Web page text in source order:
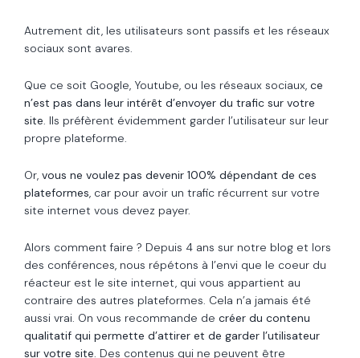
Autrement dit, les utilisateurs sont passifs et les réseaux
sociaux sont avares.
Que ce soit Google, Youtube, ou les réseaux sociaux, ce
n’est pas dans leur intérêt d’envoyer du trafic sur votre
site . Ils préfèrent évidemment garder l’utilisateur sur leur
propre plateforme.
Or, vous ne voulez pas devenir 100% dépendant de ces
plateformes , car pour avoir un trafic récurrent sur votre
site internet vous devez payer.
Alors comment faire ? Depuis 4 ans sur notre blog et lors
des conférences, nous répétons à l’envi que le coeur du
réacteur est le site internet, qui vous appartient au
contraire des autres plateformes. Cela n’a jamais été
aussi vrai. On vous recommande de créer du contenu
qualitatif qui permette d’attirer et de garder l’utilisateur
sur votre site . Des contenus qui ne peuvent être